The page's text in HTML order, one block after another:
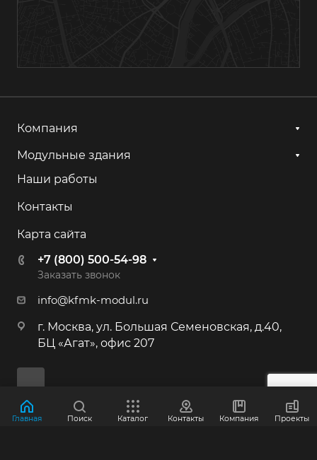
г. Ижевск, ул. Аграрная, 13
+7 (800) 500-54-98
+7 (800) 500-54-98
г. Иркутск, ул. 2-я Батарейная, 53
+7 (800) 500-54-98
40
+7 (495) 646-87-53
г. Краснознаменск, Индустриальная,
д.3
Компания
Модульные здания
Наши работы
Контакты
Карта сайта
+7 (800) 500-54-98
Заказать звонок
info@kfmk-modul.ru
г. Москва, ул. Большая Семеновская, д.40,
БЦ «Агат», офис 207
Главная Поиск Каталог Контакты Компания Проекты